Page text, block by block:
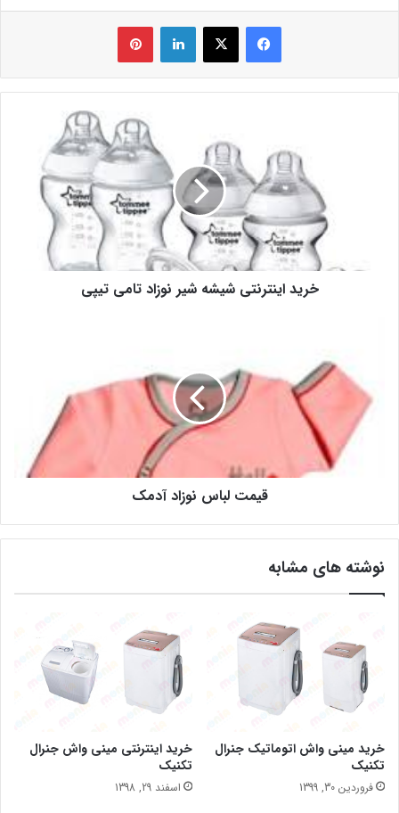
فیس بوک X لینکدین ‫پین‌ترست
خرید اینترنتی شیشه شیر نوزاد تامی تیپی
قیمت لباس نوزاد آدمک
نوشته های مشابه
خرید مینی واش اتوماتیک جنرال
تکنیک
فروردین 30, 1399
خرید اینترنتی مینی واش جنرال
تکنیک
اسفند 29, 1398